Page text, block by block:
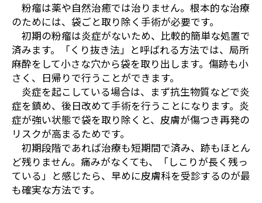
粉瘤は薬や自然治癒では治りません。根本的な治療
のためには、袋ごと取り除く手術が必要です。
初期の粉瘤は炎症がないため、比較的簡単な処置で
済みます。「くり抜き法」と呼ばれる方法では、局所
麻酔をして小さな穴から袋を取り出します。傷跡も小
さく、日帰りで行うことができます。
炎症を起こしている場合は、まず抗生物質などで炎
症を鎮め、後日改めて手術を行うことになります。炎
症が強い状態で袋を取り除くと、皮膚が傷つき再発の
リスクが高まるためです。
初期段階であれば治療も短期間で済み、跡もほとん
ど残りません。痛みがなくても、「しこりが長く残っ
ている」と感じたら、早めに皮膚科を受診するのが最
も確実な方法です。